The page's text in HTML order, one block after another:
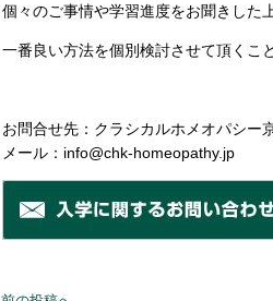
個々のご事情や学習進度をお聞きした
一番良い方法を個別検討させて頂くこ
お問合せ先：クラシカルホメオパシー
メール：info@chk-homeopathy.jp